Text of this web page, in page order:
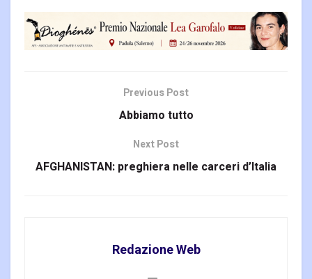
Previous Post
Abbiamo tutto
Next Post
AFGHANISTAN: preghiera nelle carceri d’Italia
Redazione Web